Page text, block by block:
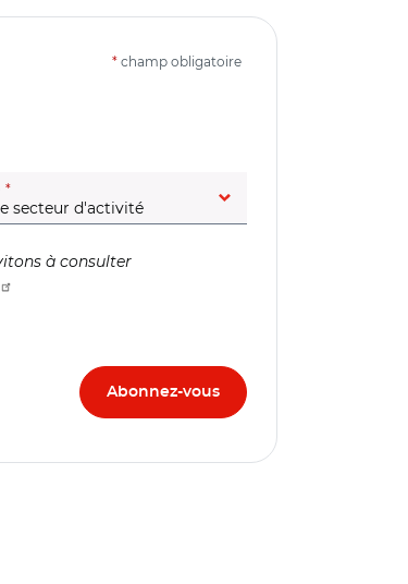
* champ obligatoire
(champ obligatoire)
à consulter